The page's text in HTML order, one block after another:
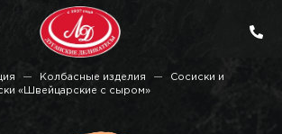
Колбасные изделия
Сосиски и
«Швейцарские с сыром»